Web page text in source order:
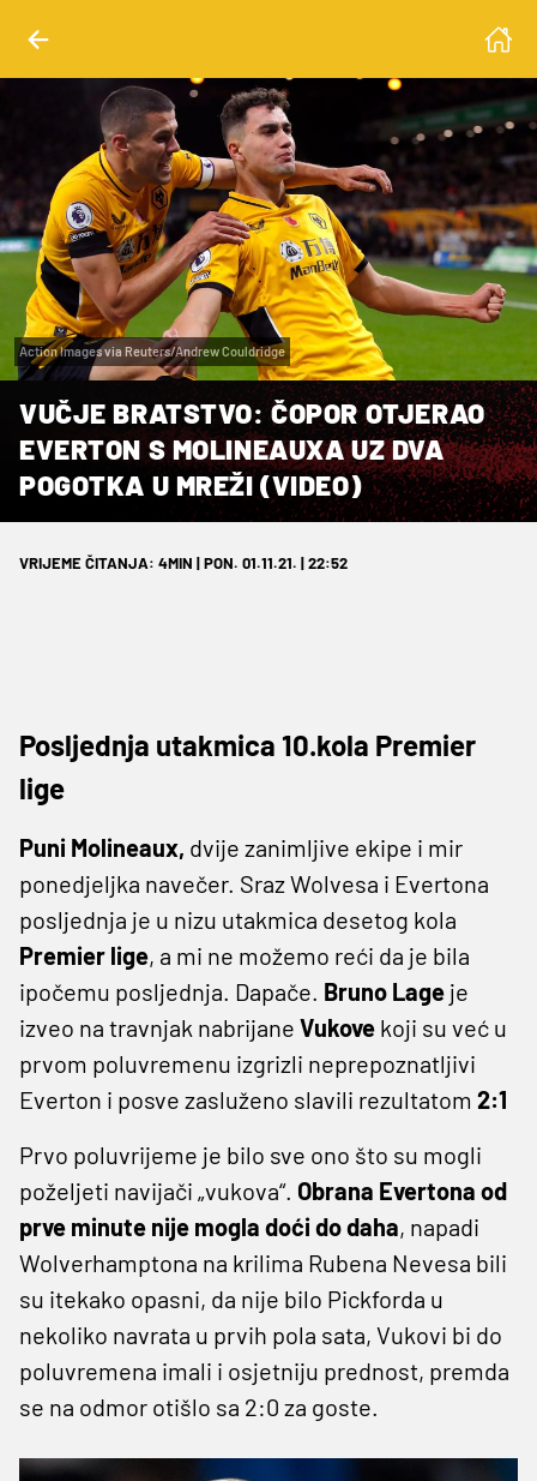
Action Images via Reuters/Andrew Couldridge
VUČJE BRATSTVO: ČOPOR OTJERAO
EVERTON S MOLINEAUXA UZ DVA
POGOTKA U MREŽI (VIDEO)
VRIJEME ČITANJA: 4MIN | PON. 01.11.21. | 22:52
Posljednja utakmica 10.kola Premier
lige
Puni Molineaux, dvije zanimljive ekipe i mir
ponedjeljka navečer. Sraz Wolvesa i Evertona
posljednja je u nizu utakmica desetog kola
Premier lige, a mi ne možemo reći da je bila
ipočemu posljednja. Dapače. Bruno Lage je
izveo na travnjak nabrijane Vukove koji su već u
prvom poluvremenu izgrizli neprepoznatljivi
Everton i posve zasluženo slavili rezultatom 2:1
Prvo poluvrijeme je bilo sve ono što su mogli
poželjeti navijači „vukova“. Obrana Evertona od
prve minute nije mogla doći do daha, napadi
Wolverhamptona na krilima Rubena Nevesa bili
su itekako opasni, da nije bilo Pickforda u
nekoliko navrata u prvih pola sata, Vukovi bi do
poluvremena imali i osjetniju prednost, premda
se na odmor otišlo sa 2:0 za goste.